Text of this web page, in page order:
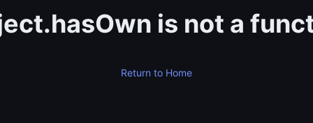
is not a
Return to Home